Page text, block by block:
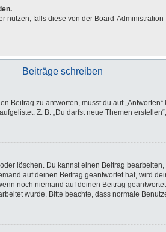
falls diese von der Board-
Beiträge schreiben
Beitrag zu antworten, musst du auf
Z. B. „Du darfst neue Themen
löschen. Du kannst einen Beitrag
auf deinen Beitrag geantwortet hat, wird
noch niemand auf deinen Beitrag
wurde. Bitte beachte, dass normale